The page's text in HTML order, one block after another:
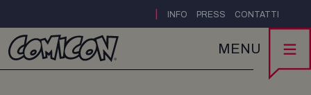
INFO PRESS CONTATTI
MENU